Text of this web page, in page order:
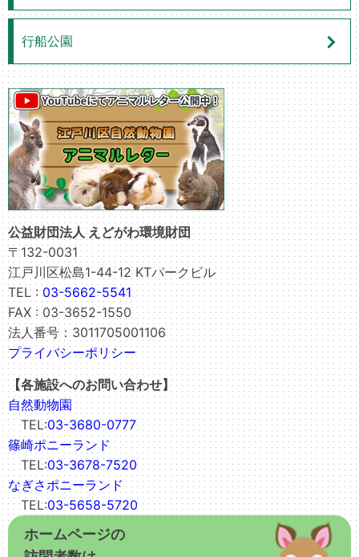
行船公園
公益財団法人 えどがわ環境財団
〒132-0031
江戸川区松島1-44-12 KTパークビル
TEL :03-5662-5541
FAX : 03-3652-1550
法人番号：3011705001106
プライバシーポリシー
【各施設へのお問い合わせ】
自然動物園
TEL:03-3680-0777
篠崎ポニーランド
TEL:03-3678-7520
なぎさポニーランド
TEL:03-5658-5720
ホームページの